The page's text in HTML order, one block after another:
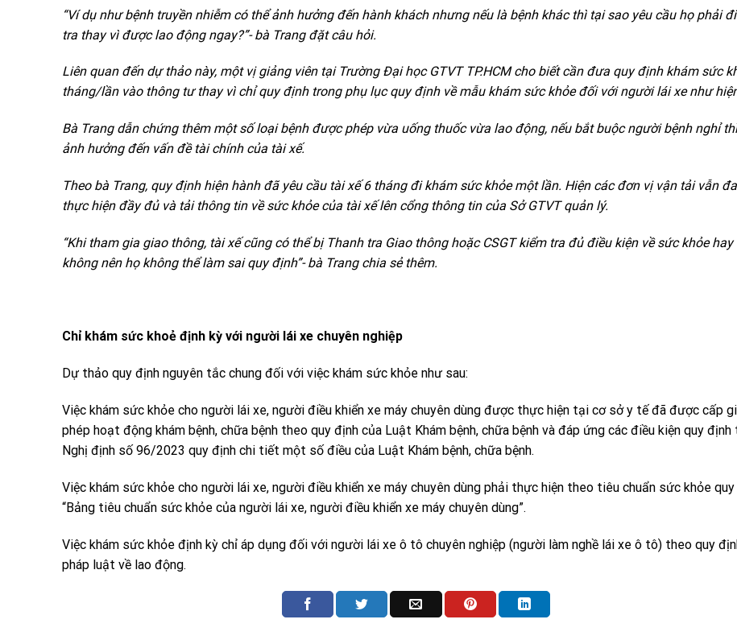
“Ví dụ như bệnh truyền nhiễm có thể ảnh hưởng đến hành khách nhưng nếu là bệnh khác thì tại sao yêu cầu họ phải
tra thay vì được lao động ngay?”- bà Trang đặt câu hỏi.
Liên quan đến dự thảo này, một vị giảng viên tại Trường Đại học GTVT TP.HCM cho biết cần đưa quy định khám sức
tháng/lần vào thông tư thay vì chỉ quy định trong phụ lục quy định về mẫu khám sức khỏe đối với người lái xe như
Bà Trang dẫn chứng thêm một số loại bệnh được phép vừa uống thuốc vừa lao động, nếu bắt buộc người bệnh nghỉ
ảnh hưởng đến vấn đề tài chính của tài xế.
Theo bà Trang, quy định hiện hành đã yêu cầu tài xế 6 tháng đi khám sức khỏe một lần. Hiện các đơn vị vận tải vẫn
thực hiện đầy đủ và tải thông tin về sức khỏe của tài xế lên cổng thông tin của Sở GTVT quản lý.
“Khi tham gia giao thông, tài xế cũng có thể bị Thanh tra Giao thông hoặc CSGT kiểm tra đủ điều kiện về sức khỏe hay
không nên họ không thể làm sai quy định”- bà Trang chia sẻ thêm.
Chỉ khám sức khoẻ định kỳ với người lái xe chuyên nghiệp
Dự thảo quy định nguyên tắc chung đối với việc khám sức khỏe như sau:
Việc khám sức khỏe cho người lái xe, người điều khiển xe máy chuyên dùng được thực hiện tại cơ sở y tế đã được cấp
phép hoạt động khám bệnh, chữa bệnh theo quy định của Luật Khám bệnh, chữa bệnh và đáp ứng các điều kiện quy định
Nghị định số 96/2023 quy định chi tiết một số điều của Luật Khám bệnh, chữa bệnh.
Việc khám sức khỏe cho người lái xe, người điều khiển xe máy chuyên dùng phải thực hiện theo tiêu chuẩn sức khỏe
“Bảng tiêu chuẩn sức khỏe của người lái xe, người điều khiển xe máy chuyên dùng”.
Việc khám sức khỏe định kỳ chỉ áp dụng đối với người lái xe ô tô chuyên nghiệp (người làm nghề lái xe ô tô) theo quy
pháp luật về lao động.